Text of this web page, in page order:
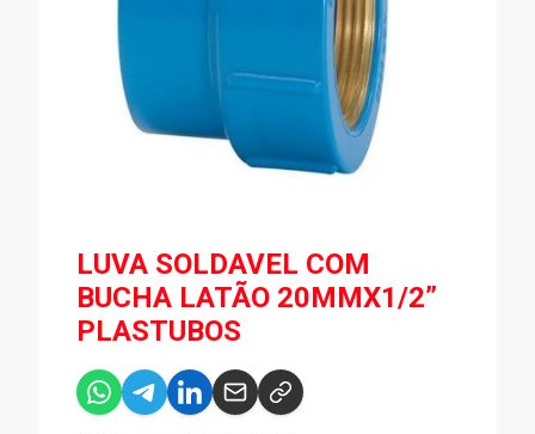
LUVA SOLDAVEL COM
BUCHA LATÃO 20MMX1/2”
PLASTUBOS